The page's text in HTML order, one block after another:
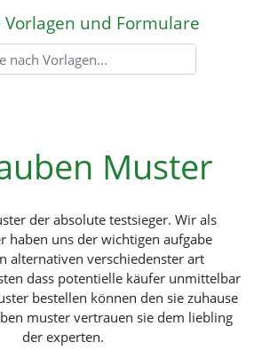
Vorlagen und Formulare
Muster
der absolute testsieger. Wir als
haben uns der wichtigen aufgabe
alternativen verschiedenster art
dass potentielle käufer unmittelbar
bestellen können den sie zuhause
muster vertrauen sie dem liebling
der experten.